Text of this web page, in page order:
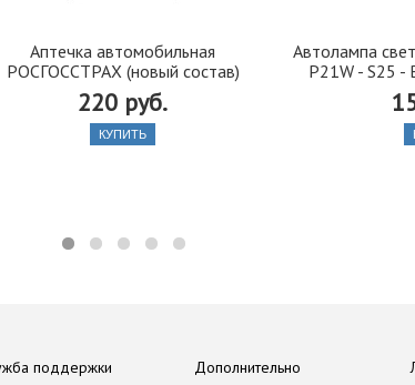
Аптечка автомобильная
РОСГОССТРАХ (новый состав)
220 руб.
КУПИТЬ
Автолампа
P21W - S25 -
поддержки Дополнительно